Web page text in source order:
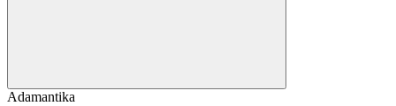
Adamantika